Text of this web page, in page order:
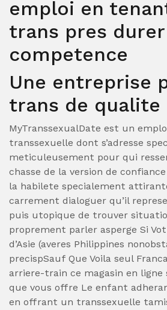
emploi en
trans pres
competence
Une entreprise
trans de qualite
MyTranssexualDate est un
transsexuelle dont s’adresse
meticuleusement pour qui
chasse de la version de
la habilete specialement
carrement dialoguer qu’il
puis utopique de trouver
proprement parler asperge Si
d’Asie (averes Philippines
precispSauf Que Voila seul
arriere-train ce magasin en ligne
que vous offre Le enfant
en offrant un transsexuelle